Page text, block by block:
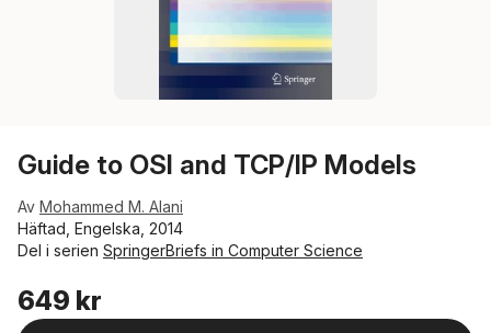
Guide to OSI and TCP/IP Models
Av Mohammed M. Alani
Häftad, Engelska, 2014
Del i serien SpringerBriefs in Computer Science
649 kr